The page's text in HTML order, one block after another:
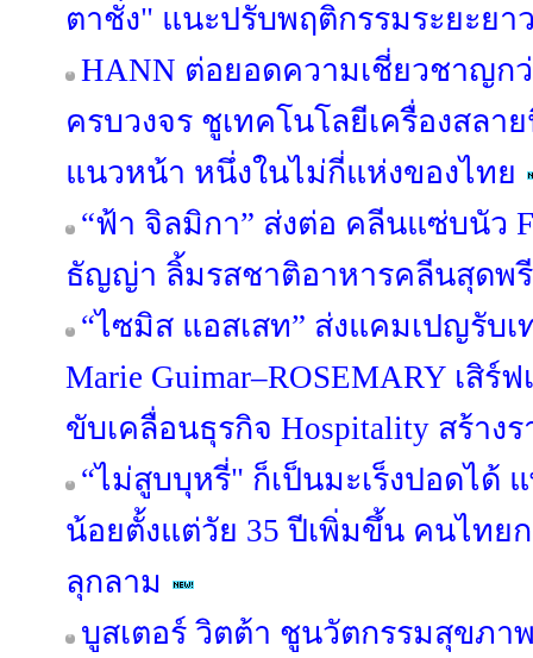
ตาชั่ง" แนะปรับพฤติกรรมระยะยา
HANN ต่อยอดความเชี่ยวชาญก
ครบวงจร ชูเทคโนโลยีเครื่องสลา
แนวหน้า หนึ่งในไม่กี่แห่งของไทย
“ฟ้า จิลมิกา” ส่งต่อ คลีนแซ่บนัว
ธัญญ่า ลิ้มรสชาติอาหารคลีนสุดพ
“ไซมิส แอสเสท” ส่งแคมเปญรับเ
Marie Guimar–ROSEMARY เสิ
ขับเคลื่อนธุรกิจ Hospitality สร้าง
“ไม่สูบบุหรี่" ก็เป็นมะเร็งปอดได้
น้อยตั้งแต่วัย 35 ปีเพิ่มขึ้น คนไทยก
ลุกลาม
บูสเตอร์ วิตต้า ชูนวัตกรรมสุขภ